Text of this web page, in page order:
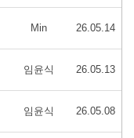
Min 26.05.14
임윤식 26.05.13
임윤식 26.05.08